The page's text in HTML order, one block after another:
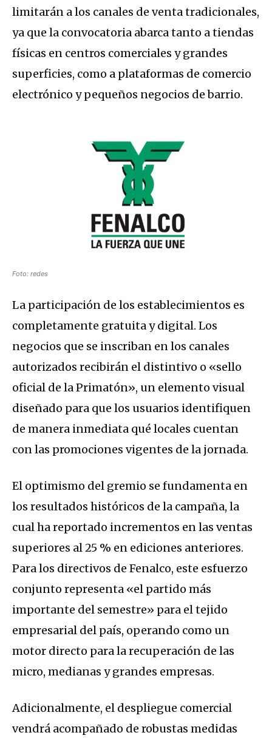
limitarán a los canales de venta tradicionales,
ya que la convocatoria abarca tanto a tiendas
físicas en centros comerciales y grandes
superficies, como a plataformas de comercio
electrónico y pequeños negocios de barrio.
Foto: redes
La participación de los establecimientos es
completamente gratuita y digital. Los
negocios que se inscriban en los canales
autorizados recibirán el distintivo o «sello
oficial de la Primatón», un elemento visual
diseñado para que los usuarios identifiquen
de manera inmediata qué locales cuentan
con las promociones vigentes de la jornada.
El optimismo del gremio se fundamenta en
los resultados históricos de la campaña, la
cual ha reportado incrementos en las ventas
superiores al 25 % en ediciones anteriores.
Para los directivos de Fenalco, este esfuerzo
conjunto representa «el partido más
importante del semestre» para el tejido
empresarial del país, operando como un
motor directo para la recuperación de las
micro, medianas y grandes empresas.
Adicionalmente, el despliegue comercial
vendrá acompañado de robustas medidas